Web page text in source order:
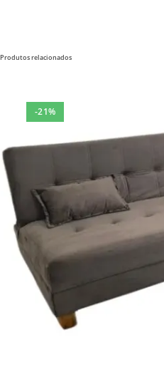
Produtos relacionados
-21%